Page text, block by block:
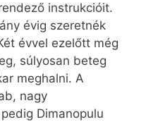
instrukcióit.
évig szeretnék
évvel ezelőtt még
súlyosan beteg
meghalni. A
nagy
Dimanopulu